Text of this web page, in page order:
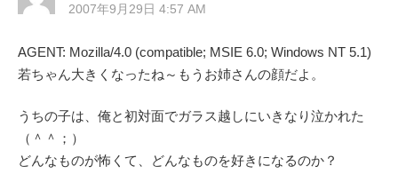
2007年9月29日 4:57 AM
AGENT: Mozilla/4.0 (compatible; MSIE 6.0; Windows NT 5.1)
若ちゃん大きくなったね～もうお姉さんの顔だよ。
うちの子は、俺と初対面でガラス越しにいきなり泣かれた
（＾＾；）
どんなものが怖くて、どんなものを好きになるのか？